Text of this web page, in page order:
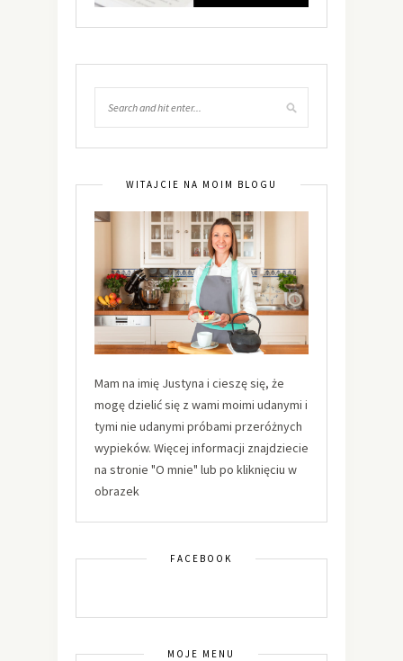
WITAJCIE NA MOIM BLOGU
Mam na imię Justyna i cieszę się, że
mogę dzielić się z wami moimi udanymi i
tymi nie udanymi próbami przeróżnych
wypieków. Więcej informacji znajdziecie
na stronie "O mnie" lub po kliknięciu w
obrazek
FACEBOOK
MOJE MENU